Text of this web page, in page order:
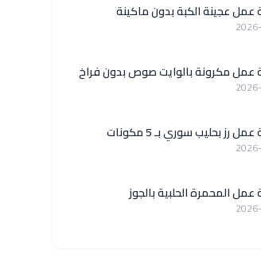
عمل عجينة الكبة بدون ماكينة
عمل مكرونة بالوايت صوص بدون فراخ
رز بحليب سوري بـ 5 مكونات
المحمرة الحلبية بالجوز